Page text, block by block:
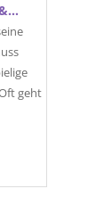
geht